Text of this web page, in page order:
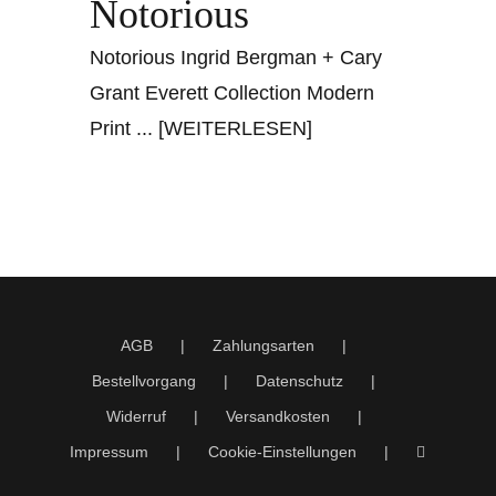
Notorious
Notorious Ingrid Bergman + Cary
Grant Everett Collection Modern
Print ... [WEITERLESEN]
AGB
Zahlungsarten
Bestellvorgang
Datenschutz
Widerruf
Versandkosten
Impressum
Cookie-Einstellungen